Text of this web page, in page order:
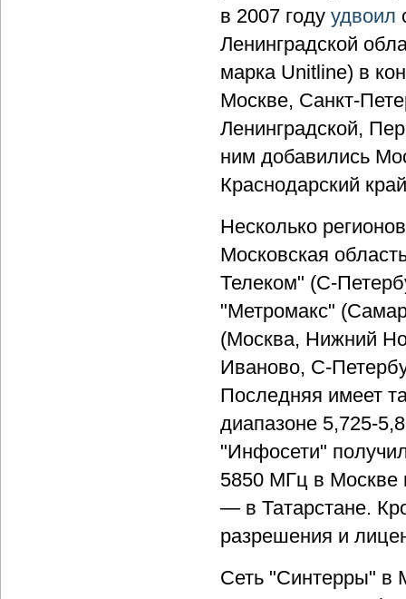
в 2007 году удвоил
Ленинградской
марка Unitline) в
Москве, Санкт-
Ленинградской,
ним добавились
Краснодарский
Несколько
Московская
Телеком" (С-
"Метромакс"
(Москва, Нижний
Иваново, С-
Последняя имеет
диапазоне 5,725-
"Инфосети"
5850 МГц в Москве
— в Татарстане.
разрешения и
Сеть "Синтерры" в